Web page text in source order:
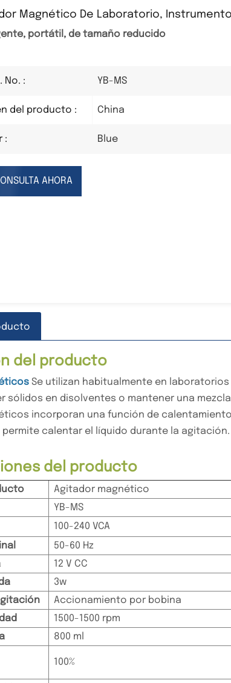
Magnético De Laboratorio,
portátil, de tamaño reducido
No. : YB-MS
del producto : China
: Blue
AHORA
del producto
Se utilizan habitualmente en
sólidos en disolventes o mantener una
incorporan una función de
calentar el líquido durante la agitación.
del producto
Agitador magnético
YB-MS
100-240 VCA
50-60 Hz
12 V CC
3w
Accionamiento por bobina
1500-1500 rpm
800 ml
100%